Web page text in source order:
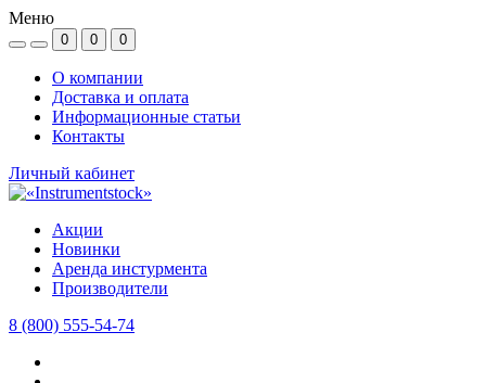
Меню
0 0 0
О компании
Доставка и оплата
Информационные статьи
Контакты
Личный кабинет
Акции
Новинки
Аренда инстурмента
Производители
8 (800) 555-54-74